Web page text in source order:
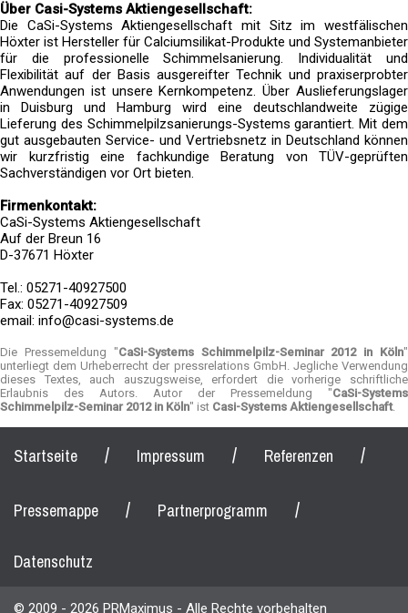
Über Casi-Systems Aktiengesellschaft:
Die CaSi-Systems Aktiengesellschaft mit Sitz im westfälischen
Höxter ist Hersteller für Calciumsilikat-Produkte und Systemanbieter
für die professionelle Schimmelsanierung. Individualität und
Flexibilität auf der Basis ausgereifter Technik und praxiserprobter
Anwendungen ist unsere Kernkompetenz. Über Auslieferungslager
in Duisburg und Hamburg wird eine deutschlandweite zügige
Lieferung des Schimmelpilzsanierungs-Systems garantiert. Mit dem
gut ausgebauten Service- und Vertriebsnetz in Deutschland können
wir kurzfristig eine fachkundige Beratung von TÜV-geprüften
Sachverständigen vor Ort bieten.
Firmenkontakt:
CaSi-Systems Aktiengesellschaft
Auf der Breun 16
D-37671 Höxter
Tel.: 05271-40927500
Fax: 05271-40927509
email: info@casi-systems.de
Die Pressemeldung "CaSi-Systems Schimmelpilz-Seminar 2012 in Köln"
unterliegt dem Urheberrecht der pressrelations GmbH. Jegliche Verwendung
dieses Textes, auch auszugsweise, erfordert die vorherige schriftliche
Erlaubnis des Autors. Autor der Pressemeldung "CaSi-Systems
Schimmelpilz-Seminar 2012 in Köln" ist Casi-Systems Aktiengesellschaft.
Startseite / Impressum / Referenzen /
Pressemappe / Partnerprogramm /
Datenschutz
© 2009 - 2026 PRMaximus - Alle Rechte vorbehalten